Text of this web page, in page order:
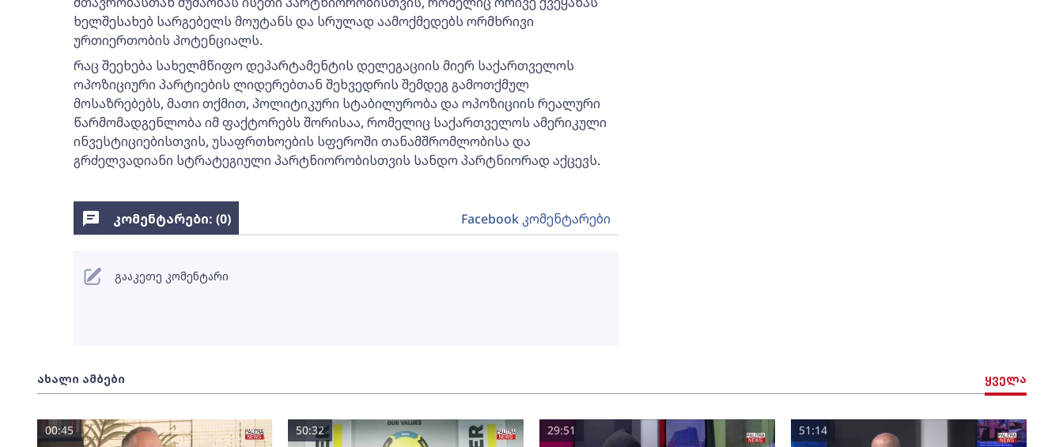
ხელშესახებ სარგებელს მოუტანს და სრულად აამოქმედებს ორმხრივი
ურთიერთობის პოტენციალს.
რაც შეეხება სახელმწიფო დეპარტამენტის დელეგაციის მიერ საქართველოს
ოპოზიციური პარტიების ლიდერებთან შეხვედრის შემდეგ გამოთქმულ
მოსაზრებებს, მათი თქმით, პოლიტიკური სტაბილურობა და ოპოზიციის რეალური
წარმომადგენლობა იმ ფაქტორებს შორისაა, რომელიც საქართველოს ამერიკული
ინვესტიციებისთვის, უსაფრთხოების სფეროში თანამშრომლობისა და
გრძელვადიანი სტრატეგიული პარტნიორობისთვის სანდო პარტნიორად აქცევს.
ახალი ამბები ყველა
00:45 50:32 29:51 51:14
კომენტარები: (0) Facebook კომენტარები
გააკეთე კომენტარი